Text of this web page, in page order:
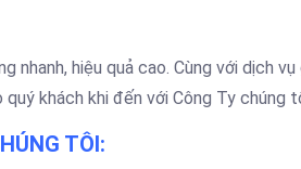
nhanh, hiệu quả cao. Cùng với dịch
khách khi đến với Công Ty chúng
TÔI: